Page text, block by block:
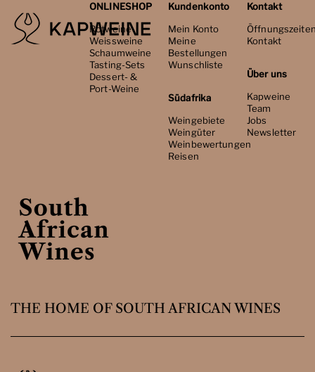
ONLINESHOP
Rotweine
Weissweine
Schaumweine
Tasting-Sets
Dessert- &
Port-Weine
Kundenkonto
Mein Konto
Meine
Bestellungen
Wunschliste
Südafrika
Weingebiete
Weingüter
Weinbewertungen
Reisen
Kontakt
Kontakt
Über uns
Kapweine
Team
Jobs
Newsletter
THE HOME OF SOUTH AFRICAN WINES